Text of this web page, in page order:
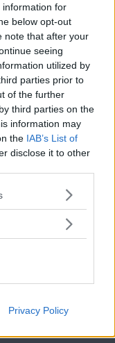
information for
below opt-out
note that after your
seeing
utilized by
parties prior to
of the further
third parties on the
information may
the IAB’s List of
disclose it to other
or more Google
You may click to
in below Google
Privacy Policy
som
Nato bombade
som
ta tillbaka
1999. I delar av
serber före krigen
att också
och
Bosnien
med varandra.